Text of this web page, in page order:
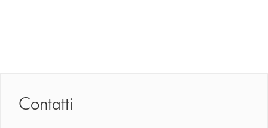
Contatti